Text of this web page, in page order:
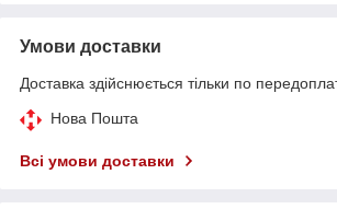
Умови доставки
Доставка здійснюється тільки по
Нова Пошта
Всі умови доставки